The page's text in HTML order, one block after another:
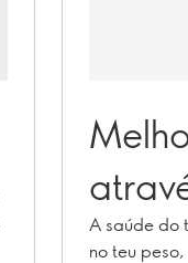
A saúde do
no teu